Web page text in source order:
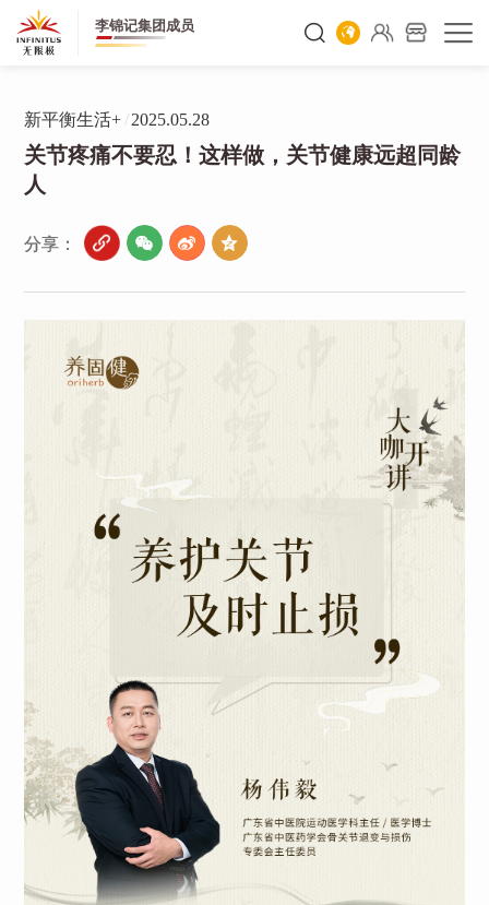
李锦记集团成员
新平衡生活+ /2025.05.28
关节疼痛不要忍！这样做，关节健康远超同龄
人
分享：